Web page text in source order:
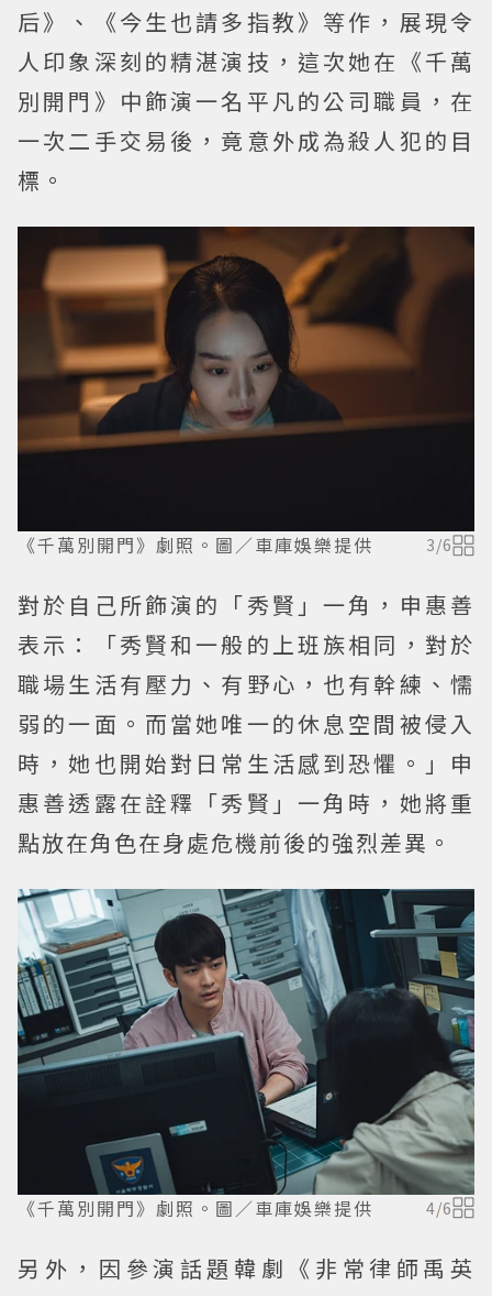
后》、《今生也請多指教》等作，展現令
人印象深刻的精湛演技，這次她在《千萬
別開門》中飾演一名平凡的公司職員，在
一次二手交易後，竟意外成為殺人犯的目
標。
《千萬別開門》劇照。圖／車庫娛樂提供 3/6
對於自己所飾演的「秀賢」一角，申惠善
表示：「秀賢和一般的上班族相同，對於
職場生活有壓力、有野心，也有幹練、懦
弱的一面。而當她唯一的休息空間被侵入
時，她也開始對日常生活感到恐懼。」申
惠善透露在詮釋「秀賢」一角時，她將重
點放在角色在身處危機前後的強烈差異。
《千萬別開門》劇照。圖／車庫娛樂提供 4/6
另外，因參演話題韓劇《非常律師禹英